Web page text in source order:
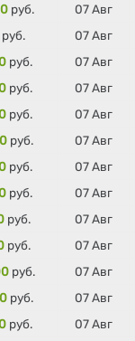
руб.
07 Авг
руб.
07 Авг
руб.
07 Авг
руб.
07 Авг
руб.
07 Авг
руб.
07 Авг
руб.
07 Авг
руб.
07 Авг
руб.
07 Авг
руб.
07 Авг
руб.
07 Авг
руб.
07 Авг
руб.
07 Авг